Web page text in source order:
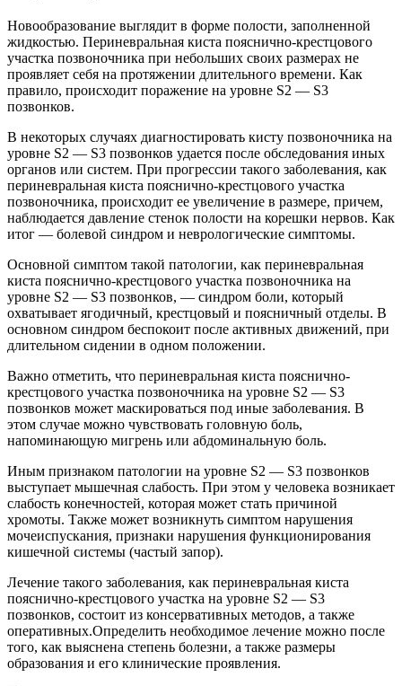
Новообразование выглядит в форме полости, заполненной
жидкостью. Периневральная киста пояснично-крестцового
участка позвоночника при небольших своих размерах не
проявляет себя на протяжении длительного времени. Как
правило, происходит поражение на уровне S2 — S3
позвонков.
В некоторых случаях диагностировать кисту позвоночника на
уровне S2 — S3 позвонков удается после обследования иных
органов или систем. При прогрессии такого заболевания, как
периневральная киста пояснично-крестцового участка
позвоночника, происходит ее увеличение в размере, причем,
наблюдается давление стенок полости на корешки нервов. Как
итог — болевой синдром и неврологические симптомы.
Основной симптом такой патологии, как периневральная
киста пояснично-крестцового участка позвоночника на
уровне S2 — S3 позвонков, — синдром боли, который
охватывает ягодичный, крестцовый и поясничный отделы. В
основном синдром беспокоит после активных движений, при
длительном сидении в одном положении.
Важно отметить, что периневральная киста пояснично-
крестцового участка позвоночника на уровне S2 — S3
позвонков может маскироваться под иные заболевания. В
этом случае можно чувствовать головную боль,
напоминающую мигрень или абдоминальную боль.
Иным признаком патологии на уровне S2 — S3 позвонков
выступает мышечная слабость. При этом у человека возникает
слабость конечностей, которая может стать причиной
хромоты. Также может возникнуть симптом нарушения
мочеиспускания, признаки нарушения функционирования
кишечной системы (частый запор).
Лечение такого заболевания, как периневральная киста
пояснично-крестцового участка на уровне S2 — S3
позвонков, состоит из консервативных методов, а также
оперативных.Определить необходимое лечение можно после
того, как выяснена степень болезни, а также размеры
образования и его клинические проявления.